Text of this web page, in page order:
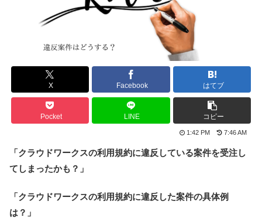
X Facebook はてブ
Pocket LINE コピー
1:42 PM 7:46 AM
「クラウドワークスの利用規約に違反している案件を受注し
てしまったかも？」
「クラウドワークスの利用規約に違反した案件の具体例
は？」